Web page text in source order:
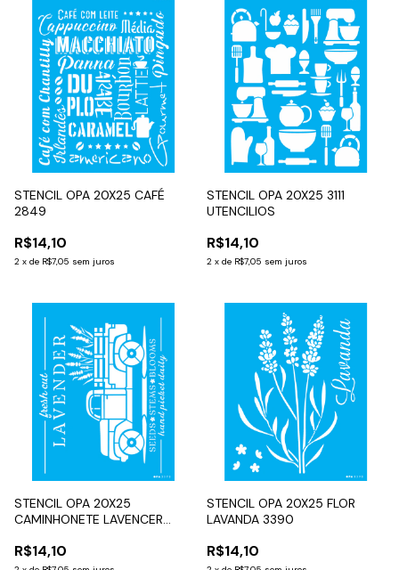
STENCIL OPA 20X25 CAFÉ
2849
R$14,10
2 x de R$7,05 sem juros
STENCIL OPA 20X25 3111
UTENCILIOS
R$14,10
2 x de R$7,05 sem juros
STENCIL OPA 20X25
CAMINHONETE LAVENCER
R$14,10
STENCIL OPA 20X25 FLOR
LAVANDA 3390
R$14,10